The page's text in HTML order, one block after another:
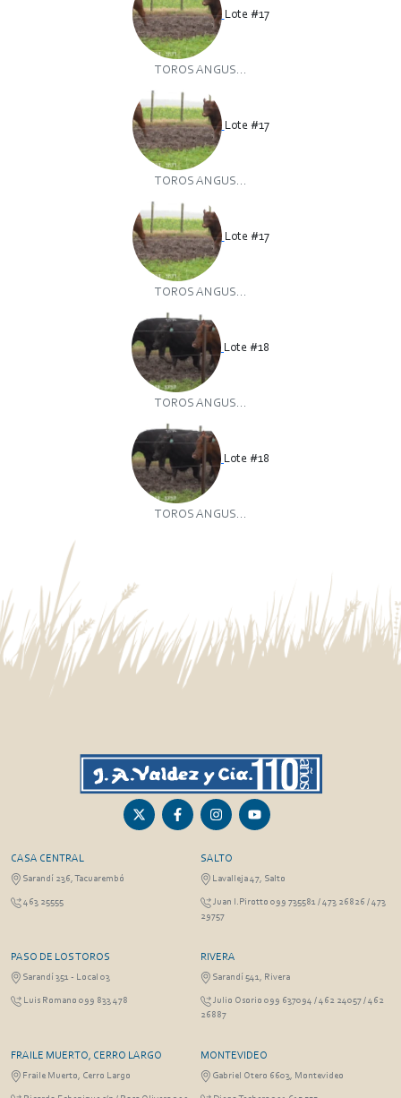
Lote #17
TOROS ANGUS...
Lote #17
TOROS ANGUS...
Lote #17
TOROS ANGUS...
Lote #18
TOROS ANGUS...
Lote #18
TOROS ANGUS...
CASA CENTRAL
Sarandí 236, Tacuarembó
463 25555
SALTO
Lavalleja 47, Salto
Juan I.Pirotto 099 735581 / 473 26826 / 473
29757
PASO DE LOS TOROS
Sarandí 351 - Local 03
Luis Romano 099 833 478
RIVERA
Sarandí 541, Rivera
Julio Osorio 099 637094 / 462 24057 / 462
26887
FRAILE MUERTO, CERRO LARGO
Fraile Muerto, Cerro Largo
MONTEVIDEO
Gabriel Otero 6603, Montevideo